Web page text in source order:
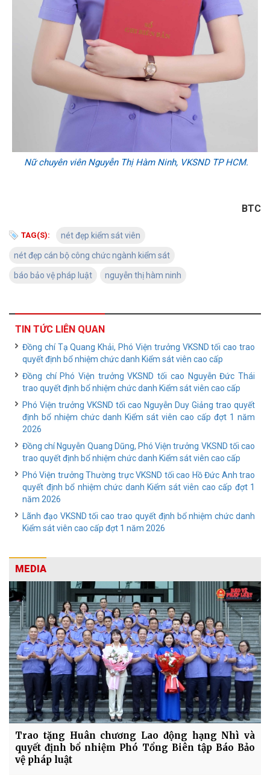
Nữ chuyên viên Nguyễn Thị Hàm Ninh, VKSND TP HCM.
BTC
TAG(S): nét đẹp kiểm sát viên
nét đẹp cán bộ công chức ngành kiểm sát
báo bảo vệ pháp luật nguyễn thị hàm ninh
TIN TỨC LIÊN QUAN
Đồng chí Tạ Quang Khải, Phó Viện trưởng VKSND tối cao trao
quyết định bổ nhiệm chức danh Kiểm sát viên cao cấp
Đồng chí Phó Viện trưởng VKSND tối cao Nguyễn Đức Thái
trao quyết định bổ nhiệm chức danh Kiểm sát viên cao cấp
Phó Viện trưởng VKSND tối cao Nguyễn Duy Giảng trao quyết
định bổ nhiệm chức danh Kiểm sát viên cao cấp đợt 1 năm
2026
Đồng chí Nguyễn Quang Dũng, Phó Viện trưởng VKSND tối cao
trao quyết định bổ nhiệm chức danh Kiểm sát viên cao cấp
Phó Viện trưởng Thường trực VKSND tối cao Hồ Đức Anh trao
quyết định bổ nhiệm chức danh Kiểm sát viên cao cấp đợt 1
năm 2026
Lãnh đạo VKSND tối cao trao quyết định bổ nhiệm chức danh
Kiểm sát viên cao cấp đợt 1 năm 2026
MEDIA
Trao tặng Huân chương Lao động hạng Nhì và
quyết định bổ nhiệm Phó Tổng Biên tập Báo Bảo
vệ pháp luật